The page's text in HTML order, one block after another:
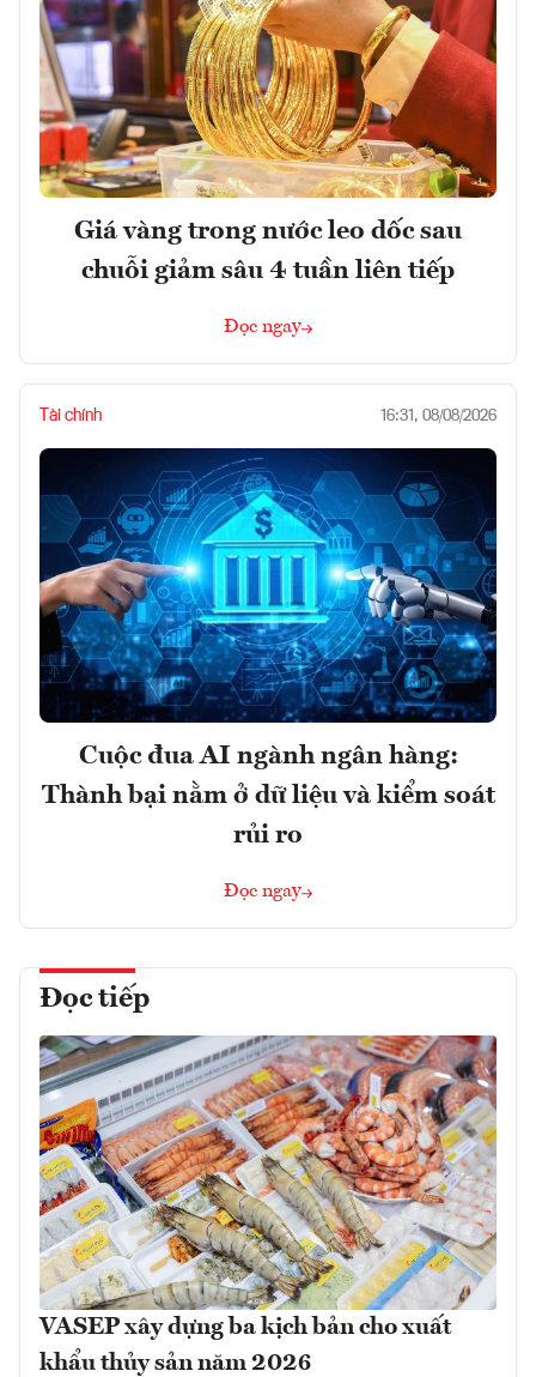
Giá vàng trong nước leo dốc sau
chuỗi giảm sâu 4 tuần liên tiếp
Đọc ngay
Tài chính 16:31, 08/08/2026
Cuộc đua AI ngành ngân hàng:
Thành bại nằm ở dữ liệu và kiểm soát
rủi ro
Đọc ngay
Đọc tiếp
VASEP xây dựng ba kịch bản cho xuất
khẩu thủy sản năm 2026